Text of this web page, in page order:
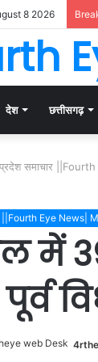
8 2026
देश छत्तीसगढ़
समाचार
||Fourth Eye News|
में